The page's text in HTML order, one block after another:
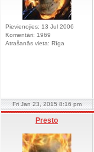
Pievienojies: 13 Jul 2006
Komentāri: 1969
Atrašanās vieta: Rīga
Fri Jan 23, 2015 8:16 pm
Presto